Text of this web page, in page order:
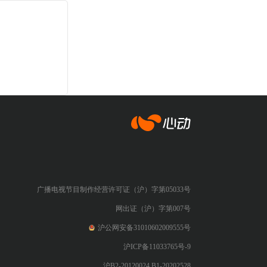
广播电视节目制作经营许可证（沪）字第05033号
网出证（沪）字第007号
沪公网安备31010602009555号
沪ICP备11033765号-9
心动网络